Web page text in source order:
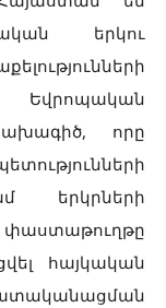
երկու
Եվրոպական
որը
երկրների
հայկական